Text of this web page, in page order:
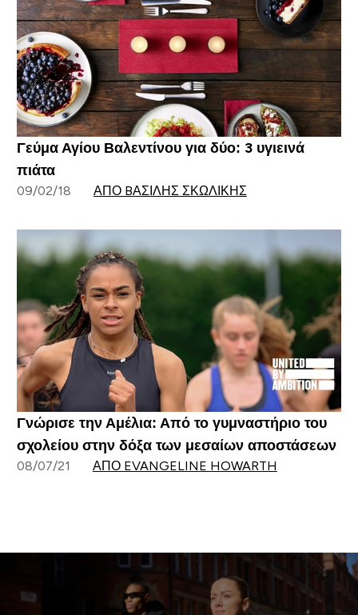
Γεύμα Αγίου Βαλεντίνου για δύο: 3 υγιεινά
πιάτα
09/02/18 ΑΠΌ BΑΣΊΛΗΣ ΣΚΩΛΊΚΗΣ
Γνώρισε την Αμέλια: Από το γυμναστήριο του
σχολείου στην δόξα των μεσαίων αποστάσεων
08/07/21 ΑΠΌ EVANGELINE HOWARTH